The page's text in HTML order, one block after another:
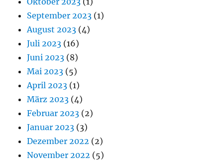
September 2023 (1)
August 2023 (4)
Juli 2023 (16)
Juni 2023 (8)
Mai 2023 (5)
April 2023 (1)
März 2023 (4)
Februar 2023 (2)
Januar 2023 (3)
Dezember 2022 (2)
November 2022 (5)